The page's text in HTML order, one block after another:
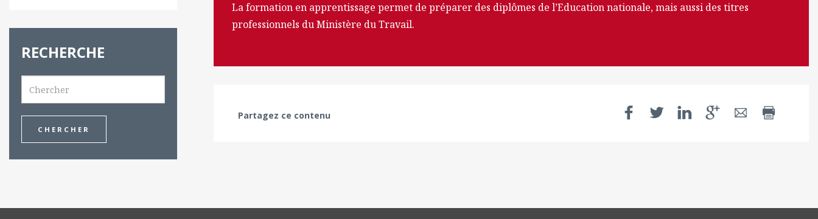
RECHERCHE
La formation en apprentissage permet de préparer des diplômes de l’Education nationale, mais aussi des titres
professionnels du Ministère du Travail.
Partagez ce contenu